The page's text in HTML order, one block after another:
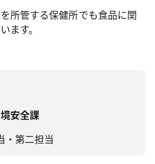
所管する保健所でも食品に関
ます。
安全課
・第二担当